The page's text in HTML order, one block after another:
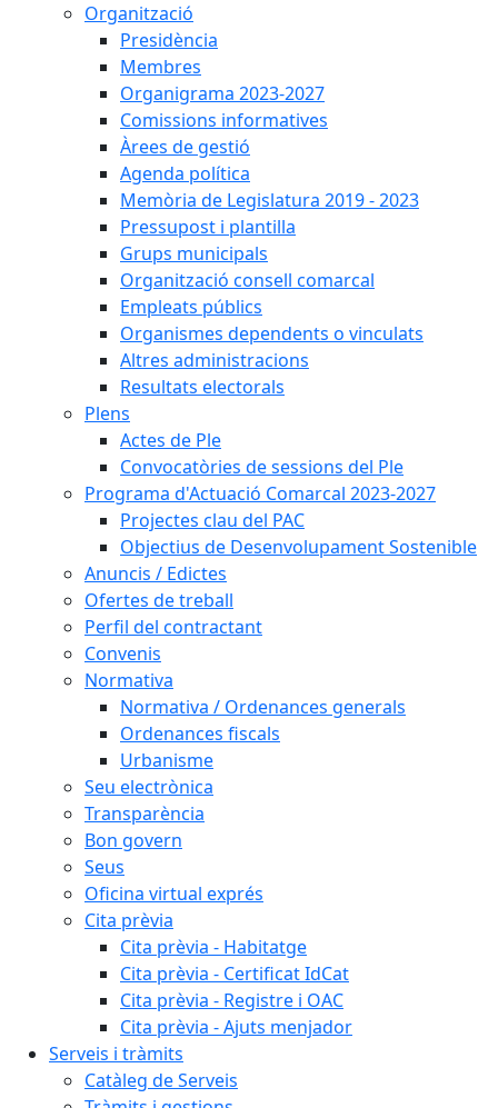
Organització
Presidència
Membres
Organigrama 2023-2027
Comissions informatives
Àrees de gestió
Agenda política
Memòria de Legislatura 2019 - 2023
Pressupost i plantilla
Grups municipals
Organització consell comarcal
Empleats públics
Organismes dependents o vinculats
Altres administracions
Resultats electorals
Plens
Actes de Ple
Convocatòries de sessions del Ple
Programa d'Actuació Comarcal 2023-2027
Projectes clau del PAC
Objectius de Desenvolupament Sostenible
Anuncis / Edictes
Ofertes de treball
Perfil del contractant
Convenis
Normativa
Normativa / Ordenances generals
Ordenances fiscals
Urbanisme
Seu electrònica
Transparència
Bon govern
Seus
Oficina virtual exprés
Cita prèvia
Cita prèvia - Habitatge
Cita prèvia - Certificat IdCat
Cita prèvia - Registre i OAC
Cita prèvia - Ajuts menjador
Serveis i tràmits
Catàleg de Serveis